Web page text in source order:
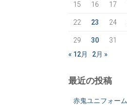
15 16 17
22 23 24
29 30
31
« 12月
2月 »
最近の投稿
赤鬼ユニフォーム